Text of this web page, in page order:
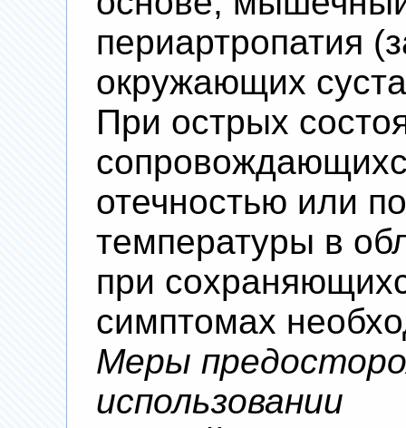
периартропатия
окружающих
При острых
отечностью или
температуры в
при
симптомах
Меры
использовании